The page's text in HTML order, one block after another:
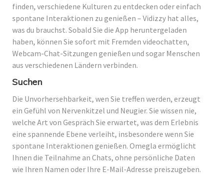
finden, verschiedene Kulturen zu entdecken oder einfach
spontane Interaktionen zu genießen – Vidizzy hat alles,
was du brauchst. Sobald Sie die App heruntergeladen
haben, können Sie sofort mit Fremden videochatten,
Webcam-Chat-Sitzungen genießen und sogar Menschen
aus verschiedenen Ländern verbinden.
Suchen
Die Unvorhersehbarkeit, wen Sie treffen werden, erzeugt
ein Gefühl von Nervenkitzel und Neugier. Sie wissen nie,
welche Art von Gespräch Sie erwartet, was dem Erlebnis
eine spannende Ebene verleiht, insbesondere wenn Sie
spontane Interaktionen genießen. Omegla ermöglicht
Ihnen die Teilnahme an Chats, ohne persönliche Daten
wie Ihren Namen oder Ihre E-Mail-Adresse preiszugeben.